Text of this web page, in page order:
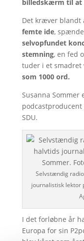
billedskærm til at
Det kræver blandt
femte ide,
selvopfundet
stemning, en fed
tuder i et
som 1000 ord.
Susanna
SDU.
Selvstændig
journalistisk lektor
I det forløbne år
Europa for sin